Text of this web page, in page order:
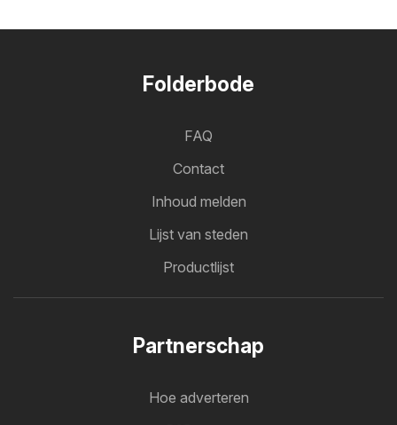
Folderbode
FAQ
Contact
Inhoud melden
Lijst van steden
Productlijst
Partnerschap
Hoe adverteren